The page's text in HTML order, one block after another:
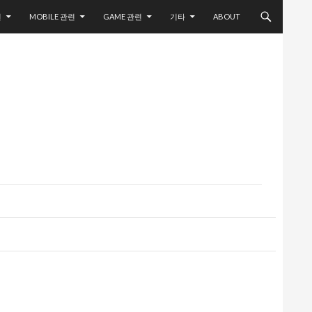
MOBILE 관련 GAME 관련 기타 ABOUT